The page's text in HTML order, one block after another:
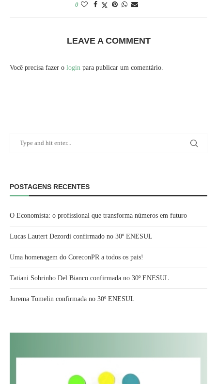
0
LEAVE A COMMENT
Você precisa fazer o login para publicar um comentário.
POSTAGENS RECENTES
O Economista: o profissional que transforma números em futuro
Lucas Lautert Dezordi confirmado no 30º ENESUL
Uma homenagem do CoreconPR a todos os pais!
Tatiani Sobrinho Del Bianco confirmada no 30º ENESUL
Jurema Tomelin confirmada no 30º ENESUL